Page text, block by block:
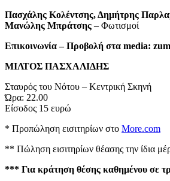
Πασχάλης Κολέντσης, Δημήτρης
Μανώλης Μπράτσης – Φωτισμοί
Επικοινωνία – Προβολή στα media:
ΜΙΛΤΟΣ ΠΑΣΧΑΛΙΔΗΣ
Σταυρός του Νότου – Κεντρική Σκηνή
Ώρα: 22.00
Είσοδος 15 ευρώ
* Προπώληση εισιτηρίων στο More.com
** Πώληση εισιτηρίων θέασης την ίδια
*** Για κράτηση θέσης καθημένου σε